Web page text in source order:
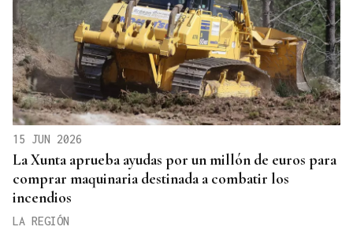
15 JUN 2026
La Xunta aprueba ayudas por un millón de euros para
comprar maquinaria destinada a combatir los
incendios
LA REGIÓN